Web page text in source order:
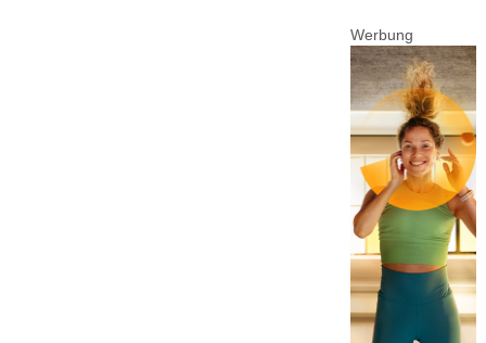
Werbung